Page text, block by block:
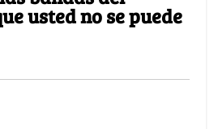
usted no se puede